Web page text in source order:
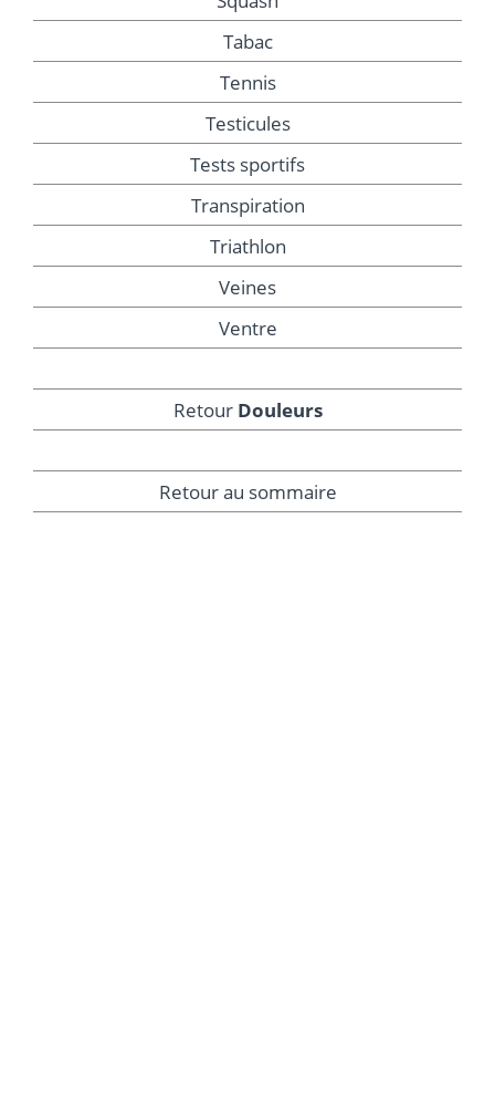
Tabac
Tennis
Testicules
Tests sportifs
Transpiration
Triathlon
Veines
Ventre
Retour Douleurs
Retour au sommaire